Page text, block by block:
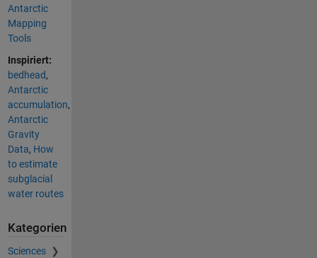
Antarctic
Mapping
Tools
Inspiriert:
bedhead,
Antarctic
accumulation,
Antarctic
Gravity
Data, How
to estimate
subglacial
water routes
Kategorien
Sciences